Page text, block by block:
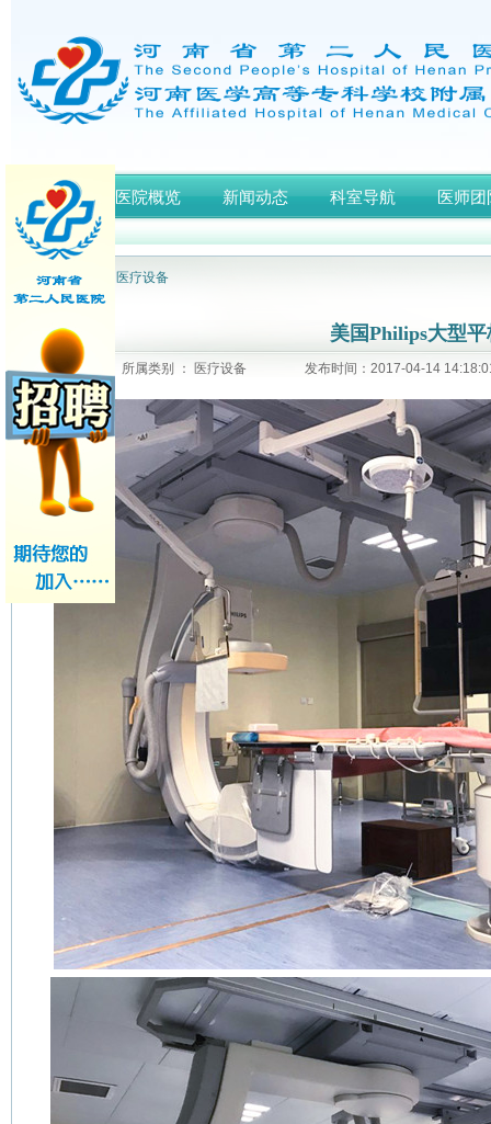
首页 医院概览 新闻动态 科室导航 医师团
网站首页 医疗设备
美国Philips大型
所属类别 ： 医疗设备 发布时间：2017-04-14